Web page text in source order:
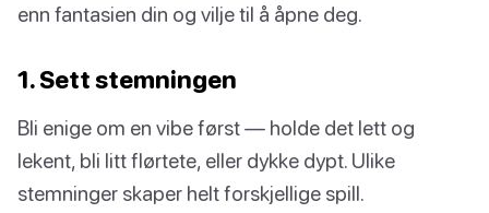
enn fantasien din og vilje til å åpne deg.
1. Sett stemningen
Bli enige om en vibe først — holde det lett og
lekent, bli litt flørtete, eller dykke dypt. Ulike
stemninger skaper helt forskjellige spill.